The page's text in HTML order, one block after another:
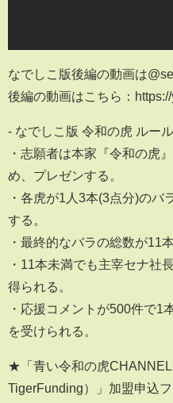
なでしこ版後編の動画は
後編の動画はこちら：
- なでしこ版 令和の虎 ルー
・志願者は本家『令和の虎
め、プレゼンする。
・各虎が1人3本(3点分)のバ
する。
・最終的なバラの総数が11
・11本未満でも主宰セナ社
得られる。
・応援コメントが500件で1
を受けられる。
★「青い令和の虎CHANNEL
TigerFunding）」加盟申込